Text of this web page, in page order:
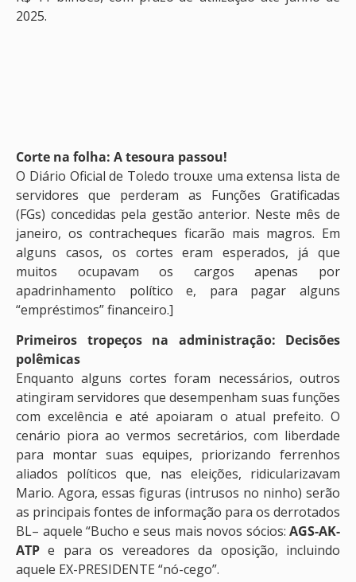
2025.
Corte na folha: A tesoura passou!
O Diário Oficial de Toledo trouxe uma extensa lista de
servidores que perderam as Funções Gratificadas
(FGs) concedidas pela gestão anterior. Neste mês de
janeiro, os contracheques ficarão mais magros. Em
alguns casos, os cortes eram esperados, já que
muitos ocupavam os cargos apenas por
apadrinhamento político e, para pagar alguns
“empréstimos” financeiro.]
Primeiros tropeços na administração: Decisões
polêmicas
Enquanto alguns cortes foram necessários, outros
atingiram servidores que desempenham suas funções
com excelência e até apoiaram o atual prefeito. O
cenário piora ao vermos secretários, com liberdade
para montar suas equipes, priorizando ferrenhos
aliados políticos que, nas eleições, ridicularizavam
Mario. Agora, essas figuras (intrusos no ninho) serão
as principais fontes de informação para os derrotados
BL– aquele “Bucho e seus mais novos sócios: AGS-AK-
ATP e para os vereadores da oposição, incluindo
aquele EX-PRESIDENTE “nó-cego”.